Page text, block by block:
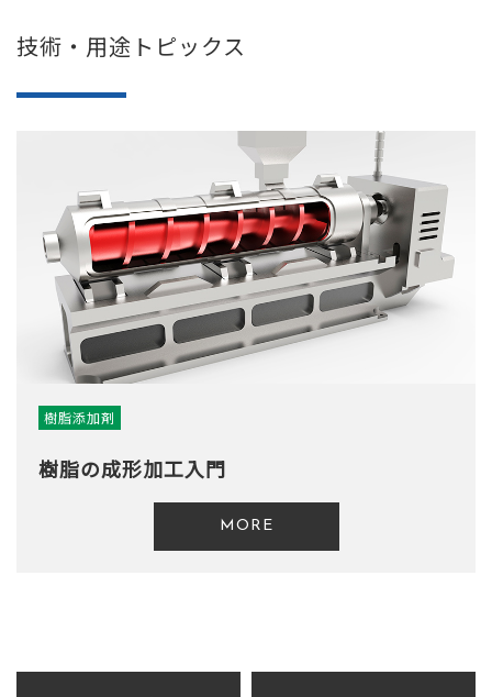
技術・用途トピックス
樹脂添加剤
樹脂の成形加工入門
MORE